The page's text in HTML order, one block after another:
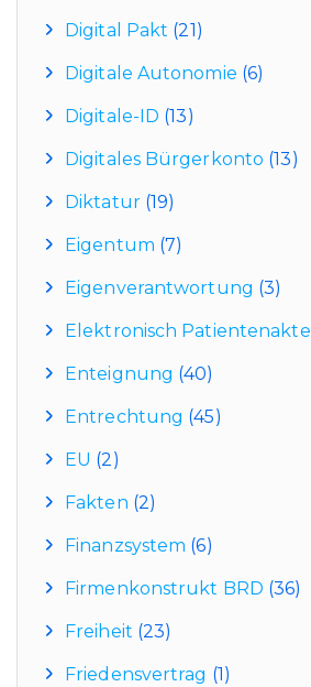
Digital Pakt (21)
Digitale Autonomie (6)
Digitale-ID (13)
Digitales Bürgerkonto (13)
Diktatur(19)
Eigentum (7)
Eigenverantwortung (3)
Elektronisch Patientenakte
Enteignung (40)
Entrechtung (45)
EU (2)
Fakten (2)
Finanzsystem (6)
Firmenkonstrukt BRD (36)
Freiheit (23)
Friedensvertrag (1)